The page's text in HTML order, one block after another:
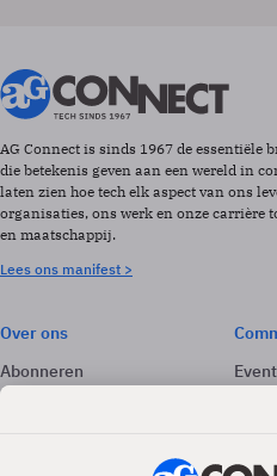
AG Connect is sinds 1967 de essentiële
die betekenis geven aan een wereld in
laten zien hoe tech elk aspect van ons
organisaties, ons werk en onze carrière
en maatschappij.
Lees ons manifest >
Over ons
Abonneren
Adverteren